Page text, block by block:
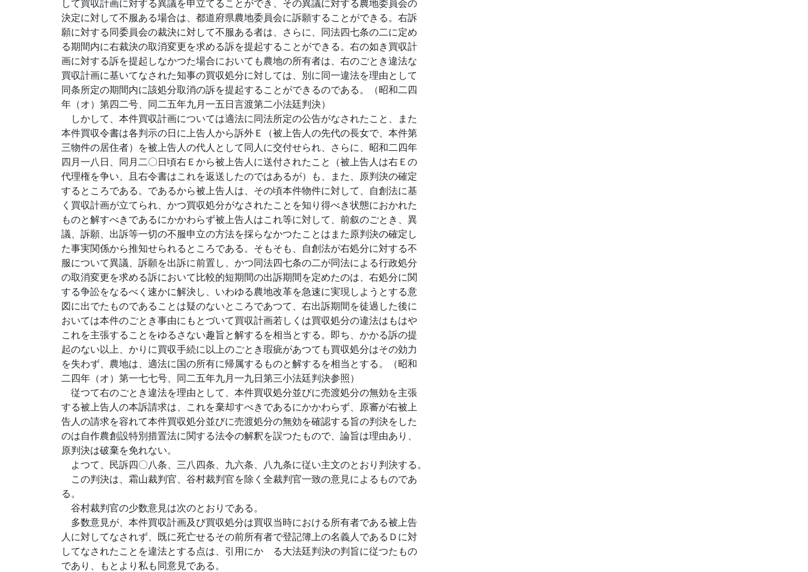
して買収計画に対する異議を申立てることができ、その異議に対する農地委員会の
決定に対して不服ある場合は、都道府県農地委員会に訴願することができる。右訴
願に対する同委員会の裁決に対して不服ある者は、さらに、同法四七条の二に定め
る期間内に右裁決の取消変更を求める訴を提起することができる。右の如き買収計
画に対する訴を提起しなかつた場合においても農地の所有者は、右のごとき違法な
買収計画に基いてなされた知事の買収処分に対しては、別に同一違法を理由として
同条所定の期間内に該処分取消の訴を提起することができるのである。（昭和二四
年（オ）第四二号、同二五年九月一五日言渡第二小法廷判決）
しかして、本件買収計画については適法に同法所定の公告がなされたこと、また
本件買収令書は各判示の日に上告人から訴外Ｅ（被上告人の先代の長女で、本件第
三物件の居住者）を被上告人の代人として同人に交付せられ、さらに、昭和二四年
四月一八日、同月二〇日頃右Ｅから被上告人に送付されたこと（被上告人は右Ｅの
代理権を争い、且右令書はこれを返送したのではあるが）も、また、原判決の確定
するところである。であるから被上告人は、その頃本件物件に対して、自創法に基
く買収計画が立てられ、かつ買収処分がなされたことを知り得べき状態におかれた
ものと解すべきであるにかかわらず被上告人はこれ等に対して、前叙のごとき、異
議、訴願、出訴等一切の不服申立の方法を採らなかつたことはまた原判決の確定し
た事実関係から推知せられるところである。そもそも、自創法が右処分に対する不
服について異議、訴願を出訴に前置し、かつ同法四七条の二が同法による行政処分
の取消変更を求める訴において比較的短期間の出訴期間を定めたのは、右処分に関
する争訟をなるべく速かに解決し、いわゆる農地改革を急速に実現しようとする意
図に出でたものであることは疑のないところであつて、右出訴期間を徒過した後に
おいては本件のごとき事由にもとづいて買収計画若しくは買収処分の違法はもはや
これを主張することをゆるさない趣旨と解するを相当とする。即ち、かかる訴の提
起のない以上、かりに買収手続に以上のごとき瑕疵があつても買収処分はその効力
を失わず、農地は、適法に国の所有に帰属するものと解するを相当とする。（昭和
二四年（オ）第一七七号、同二五年九月一九日第三小法廷判決参照）
従つて右のごとき違法を理由として、本件買収処分並びに売渡処分の無効を主張
する被上告人の本訴請求は、これを棄却すべきであるにかかわらず、原審が右被上
告人の請求を容れて本件買収処分並びに売渡処分の無効を確認する旨の判決をした
のは自作農創設特別措置法に関する法令の解釈を誤つたもので、論旨は理由あり、
原判決は破棄を免れない。
よつて、民訴四〇八条、三八四条、九六条、八九条に従い主文のとおり判決する。
この判決は、霜山裁判官、谷村裁判官を除く全裁判官一致の意見によるものであ
る。
谷村裁判官の少数意見は次のとおりである。
多数意見が、本件買収計画及び買収処分は買収当時における所有者である被上告
人に対してなされず、既に死亡せるその前所有者で登記簿上の名義人であるＤに対
してなされたことを違法とする点は、引用にかゝる大法廷判決の判旨に従つたもの
であり、もとより私も同意見である。